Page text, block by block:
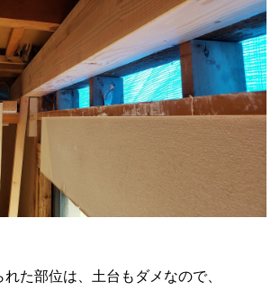
た部位は、土台もダメなので、